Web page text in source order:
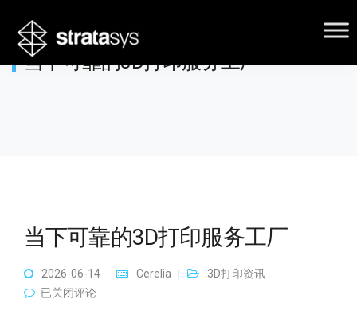
当下可靠的3D打印服务工厂
当下可靠的3D打印服务工厂
2026-06-14 Cerelia
3D打印资讯
当下可靠的3D打印服务工厂
已关闭评论